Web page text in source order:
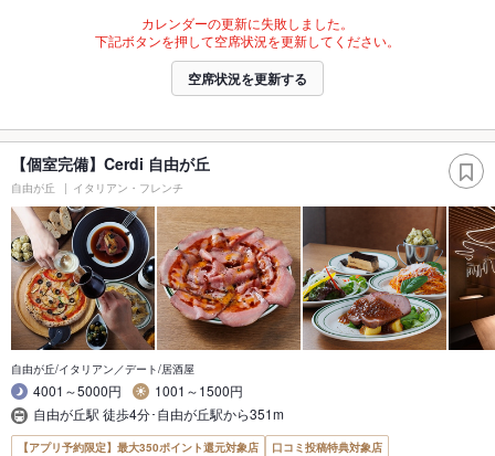
カレンダーの更新に失敗しました。
下記ボタンを押して空席状況を更新してください。
空席状況を更新する
【個室完備】Cerdi 自由が丘
自由が丘 イタリアン・フレンチ
自由が丘/イタリアン／デート/居酒屋
4001～5000円
1001～1500円
自由が丘駅 徒歩4分･自由が丘駅から351m
【アプリ予約限定】最大350ポイント還元対象店
口コミ投稿特典対象店